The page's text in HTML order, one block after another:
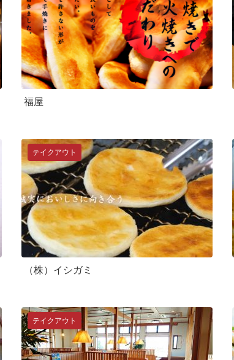
福屋
テイクアウト
（株）イシガミ
テイクアウト